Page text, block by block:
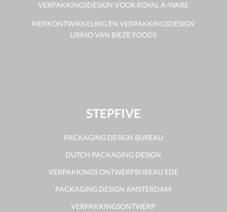
VERPAKKINGSDESIGN VOOR ROYAL A-WARE
MERKONTWIKKELING EN VERPAKKINGSDESIGN
LISIMO VAN BIEZE FOODS
STEPFIVE
PACKAGING DESIGN BUREAU
DUTCH PACKAGING DESIGN
VERPAKKINGS ONTWERPBUREAU EDE
PACKAGING DESIGN AMSTERDAM
VERPAKKINGSONTWERP